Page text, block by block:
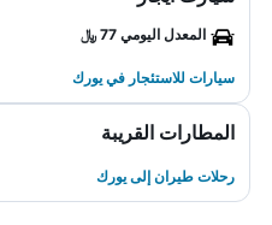
المعدل اليومي 77 ﷼
سيارات للاستئجار في يورك
المطارات القريبة
رحلات طيران إلى يورك